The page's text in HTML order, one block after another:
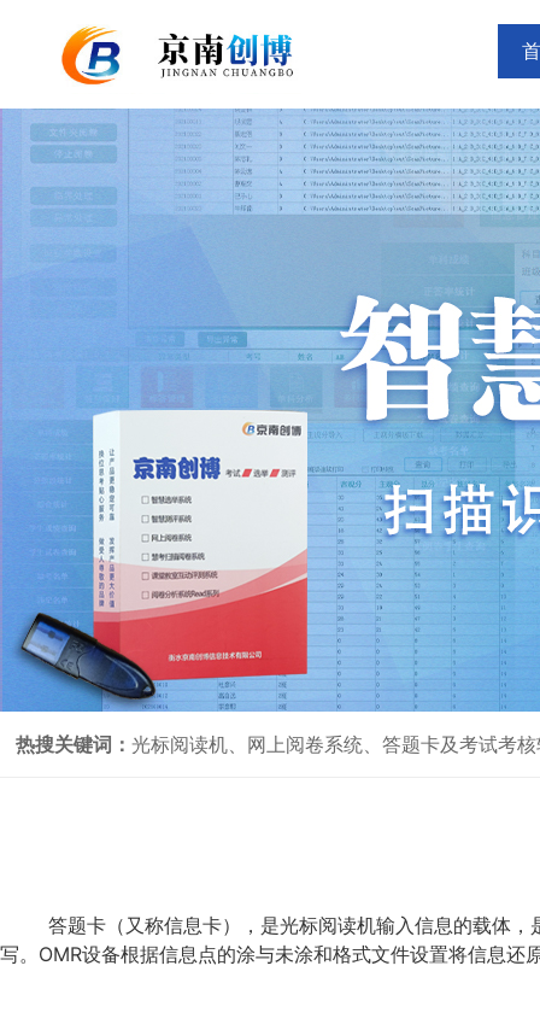
热搜关键词： 光标阅读机、网上阅卷系统、答题卡及考试考
答题卡（又称信息卡），是光标阅读机输入信息的载体，
写。OMR设备根据信息点的涂与未涂和格式文件设置将信息还